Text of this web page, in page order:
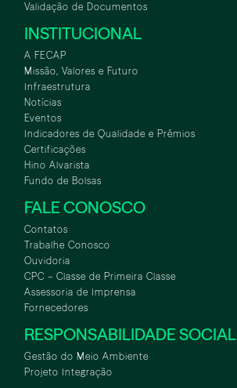
Validação de Documentos
INSTITUCIONAL
A FECAP
Missão, Valores e Futuro
Infraestrutura
Notícias
Eventos
Indicadores de Qualidade e Prêmios
Certificações
Hino Alvarista
Fundo de Bolsas
FALE CONOSCO
Contatos
Trabalhe Conosco
Ouvidoria
CPC – Classe de Primeira Classe
Assessoria de Imprensa
Fornecedores
RESPONSABILIDADE SOCIAL
Gestão do Meio Ambiente
Projeto Integração